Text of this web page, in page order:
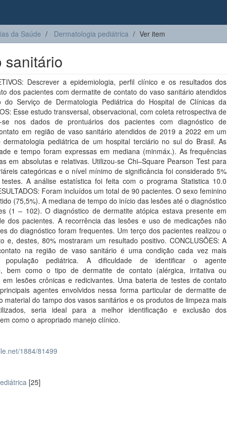
da Saúde Dermatologia pediátrica Ver item
sanitário
Descrever a epidemiologia, perfil clínico e os resultados dos
dos pacientes com dermatite de contato do vaso sanitário atendidos
do Serviço de Dermatologia Pediátrica do Hospital de Clínicas da
Esse estudo transversal, observacional, com coleta retrospectiva de
se nos dados de prontuários dos pacientes com diagnóstico de
em região de vaso sanitário atendidos de 2019 a 2022 em um
dermatologia pediátrica de um hospital terciário no sul do Brasil. As
e tempo foram expressas em mediana (minmáx.). As frequências
em absolutas e relativas. Utilizou-se Chi–Square Pearson Test para
categóricas e o nível mínimo de significância foi considerado 5%
A análise estatística foi feita com o programa Statistica 10.0
Foram incluídos um total de 90 pacientes. O sexo feminino
(75,5%). A mediana de tempo do início das lesões até o diagnóstico
(1 – 102). O diagnóstico de dermatite atópica estava presente em
dos pacientes. A recorrência das lesões e uso de medicações não
do diagnóstico foram frequentes. Um terço dos pacientes realizou o
e, destes, 80% mostraram um resultado positivo. CONCLUSÕES: A
na região de vaso sanitário é uma condição cada vez mais
população pediátrica. A dificuldade de identificar o agente
bem como o tipo de dermatite de contato (alérgica, irritativa ou
em lesões crônicas e redicivantes. Uma bateria de testes de contato
agentes envolvidos nessa forma particular de dermatite de
material do tampo dos vasos sanitários e os produtos de limpeza mais
seria ideal para a melhor identificação e exclusão dos
como o apropriado manejo clínico.
1884/81499
[25]